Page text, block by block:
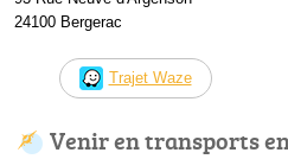
24100 Bergerac
Trajet Waze
Venir en transports